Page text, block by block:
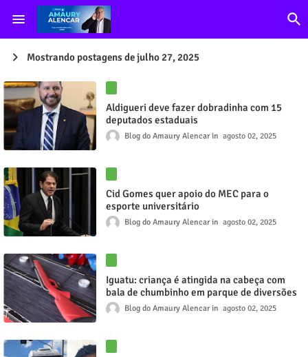
Mostrando postagens de julho 27, 2025
Aldigueri deve fazer dobradinha com 15
deputados estaduais
Blog do Amaury Alencar agosto 02, 2025
Cid Gomes quer apoio do MEC para o
esporte universitário
Blog do Amaury Alencar agosto 02, 2025
Iguatu: criança é atingida na cabeça com
bala de chumbinho em parque de diversões
Blog do Amaury Alencar agosto 02, 2025